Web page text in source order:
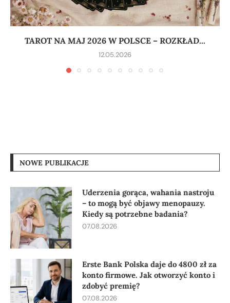
TAROT NA MAJ 2026 W POLSCE – ROZKŁAD...
12.05.2026
NOWE PUBLIKACJE
Uderzenia gorąca, wahania nastroju
– to mogą być objawy menopauzy.
Kiedy są potrzebne badania?
07.08.2026
Erste Bank Polska daje do 4800 zł za
konto firmowe. Jak otworzyć konto i
zdobyć premię?
07.08.2026